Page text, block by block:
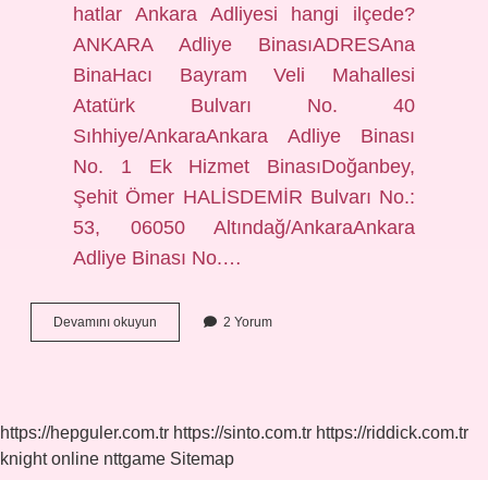
hatlar Ankara Adliyesi hangi ilçede?
ANKARA Adliye BinasıADRESAna
BinaHacı Bayram Veli Mahallesi
Atatürk Bulvarı No. 40
Sıhhiye/AnkaraAnkara Adliye Binası
No. 1 Ek Hizmet BinasıDoğanbey,
Şehit Ömer HALİSDEMİR Bulvarı No.:
53, 06050 Altındağ/AnkaraAnkara
Adliye Binası No.…
Devamını okuyun
Nerenin
2 Yorum
https://hepguler.com.tr https://sinto.com.tr https://riddick.com.tr
knight online nttgame Sitemap